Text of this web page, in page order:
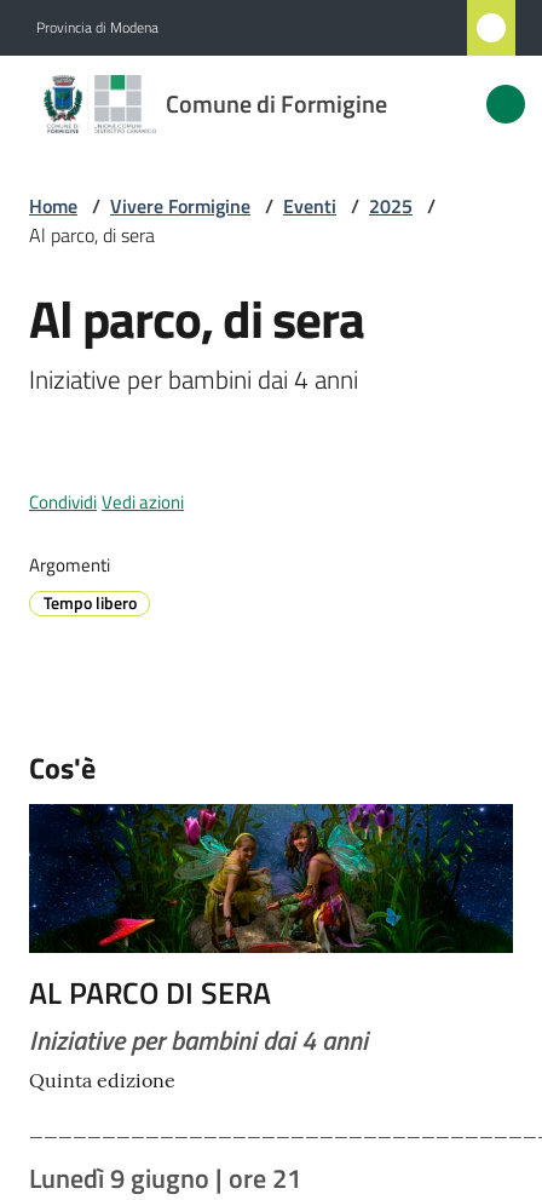
Provincia di Modena
Comune di Formigine
Comune
di
Novità
Servizi
Menu selezionato
l
r
t
a
M
t
e
o
argomenti...
Home / Vivere Formigine / Eventi / 2025 /
Al parco, di sera
Salta al contenuto
Al parco, di sera
Iniziative per bambini dai 4 anni
CondividiVedi azioni
Argomenti
Tempo libero
Cos'è
AL PARCO DI SERA
Iniziative per bambini dai 4 anni
Quinta edizione
Lunedì 9 giugno | ore 21